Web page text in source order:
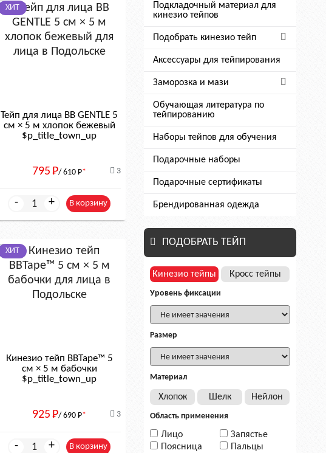
ХИТ
Тейп для лица BB GENTLE 5
см × 5 м хлопок бежевый
$р_title_town_up
795 Р/ 610 Р* 3
- + В корзину
ХИТ
Кинезио тейп BBTape™ 5
см × 5 м бабочки
$р_title_town_up
925 Р/ 690 Р* 3
- + В корзину
Подкладочный материал для
кинезио тейпов
Подобрать кинезио тейп
Аксессуары для тейпирования
Заморозка и мази
Обучающая литература по
тейпированию
Наборы тейпов для обучения
Подарочные наборы
Подарочные сертификаты
Брендированная одежда
ПОДОБРАТЬ ТЕЙП
Кинезио тейпы Кросс тейпы
Уровень фиксации
Размер
Материал
Хлопок Шелк Нейлон
Область применения
Лицо
Поясница
Запястье
Пальцы